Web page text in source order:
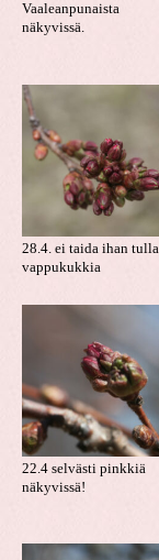
Vaaleanpunaista
näkyvissä.
28.4. ei taida ihan tulla
vappukukkia
22.4 selvästi pinkkiä
näkyvissä!